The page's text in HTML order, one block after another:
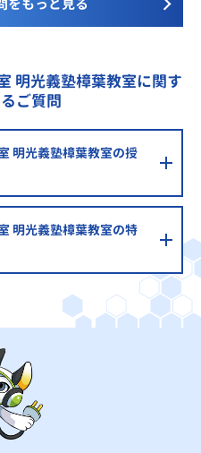
をもっと見る
明光義塾樟葉教室に関す
ご質問
明光義塾樟葉教室の授
明光義塾樟葉教室の特